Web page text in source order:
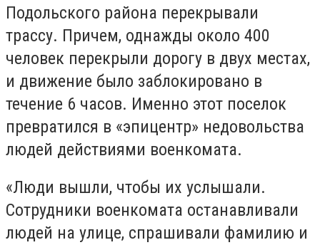
Подольского района перекрывали
трассу. Причем, однажды около 400
человек перекрыли дорогу в двух местах,
и движение было заблокировано в
течение 6 часов. Именно этот поселок
превратился в «эпицентр» недовольства
людей действиями военкомата.
«Люди вышли, чтобы их услышали.
Сотрудники военкомата останавливали
людей на улице, спрашивали фамилию и